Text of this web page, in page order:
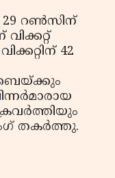
റൺസിന്
42
തകർത്തു.